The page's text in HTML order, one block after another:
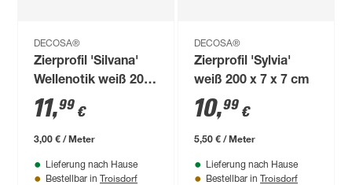
DECOSA®
Zierprofil 'Silvana'
Wellenotik weiß 200
x 4 x 5 cm
11,99 €
3,00 € / Meter
Lieferung nach Hause
Bestellbar in Troisdorf
DECOSA®
Zierprofil 'Sylvia'
weiß 200 x 7 x 7 cm
10,99 €
5,50 € / Meter
Lieferung nach Hause
Bestellbar in Troisdorf